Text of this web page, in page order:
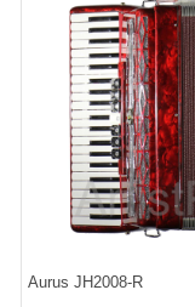
Aurus JH2008-R